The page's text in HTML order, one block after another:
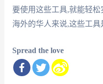
要使用这些工具,就能轻
海外的华人来说,这些工具
Spread the love